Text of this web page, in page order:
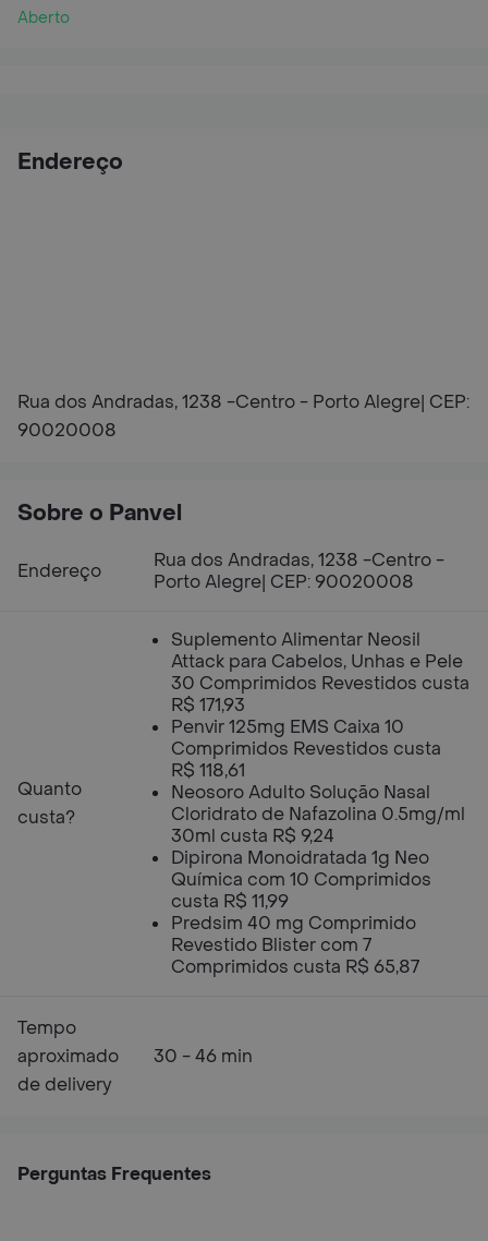
Aberto
Endereço
Rua dos Andradas, 1238 -Centro - Porto Alegre| CEP:
90020008
Sobre o Panvel
Endereço
Rua dos Andradas, 1238 -Centro -
Porto Alegre| CEP: 90020008
Quanto
custa?
Suplemento Alimentar Neosil
Attack para Cabelos, Unhas e Pele
30 Comprimidos Revestidos custa
R$ 171,93
Penvir 125mg EMS Caixa 10
Comprimidos Revestidos custa
R$ 118,61
Neosoro Adulto Solução Nasal
Cloridrato de Nafazolina 0.5mg/ml
30ml custa R$ 9,24
Dipirona Monoidratada 1g Neo
Química com 10 Comprimidos
custa R$ 11,99
Predsim 40 mg Comprimido
Revestido Blister com 7
Comprimidos custa R$ 65,87
Tempo
aproximado
de delivery
30 - 46 min
Perguntas Frequentes